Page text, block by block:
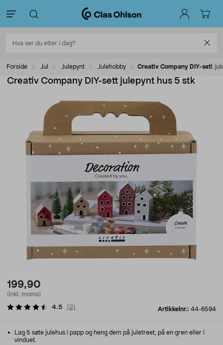
Forside Jul Julepynt Julehobby Creativ Company DIY-sett
Creativ Company DIY-sett julepynt hus 5 stk
199,90
(inkl. moms)
Artikkelnr.: 44-6594
4.5 ( 2)
Lag 5 søte julehus i papp og heng dem på juletreet, på en gren eller i
vinduet.